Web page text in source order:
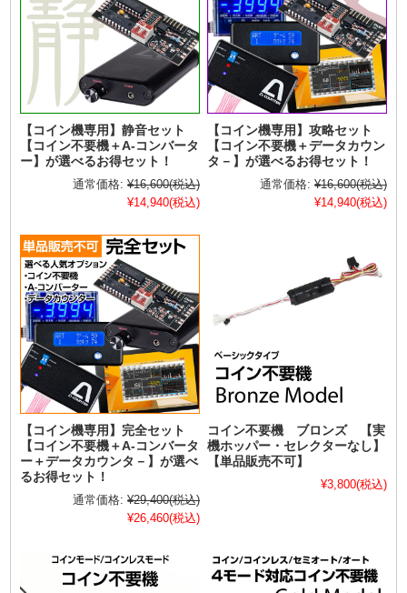
【コイン機専用】静音セット
【コイン不要機＋A-コンバータ
ー】が選べるお得セット！
通常価格: ¥16,600(税込)
¥14,940(税込)
【コイン機専用】攻略セット
【コイン不要機＋データカウン
タ－】が選べるお得セット！
通常価格: ¥16,600(税込)
¥14,940(税込)
【コイン機専用】完全セット
【コイン不要機＋A-コンバータ
ー＋データカウンタ－】が選べ
るお得セット！
通常価格: ¥29,400(税込)
¥26,460(税込)
コイン不要機 ブロンズ 【実
機ホッパー・セレクターなし】
【単品販売不可】
¥3,800(税込)